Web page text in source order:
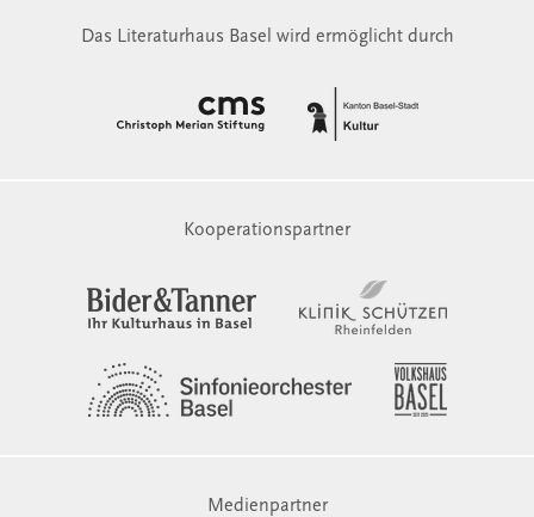
Das Literaturhaus Basel wird ermöglicht durch
Kooperationspartner
Medienpartner